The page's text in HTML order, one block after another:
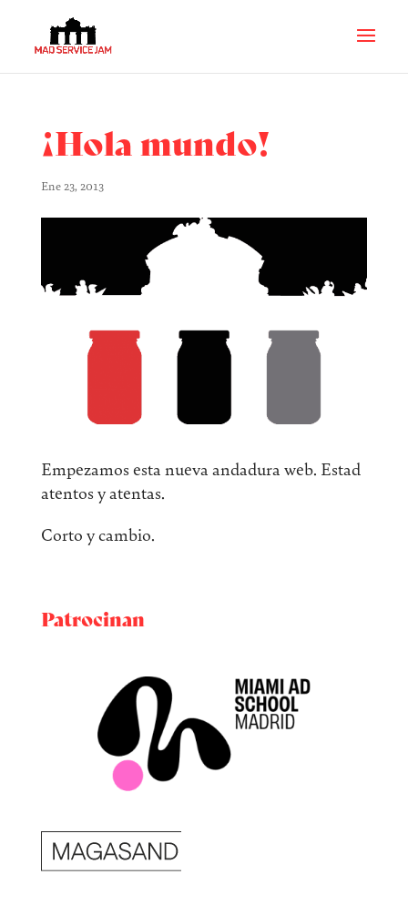
¡Hola mundo!
Ene 23, 2013
Empezamos esta nueva andadura web. Estad
atentos y atentas.
Corto y cambio.
Patrocinan